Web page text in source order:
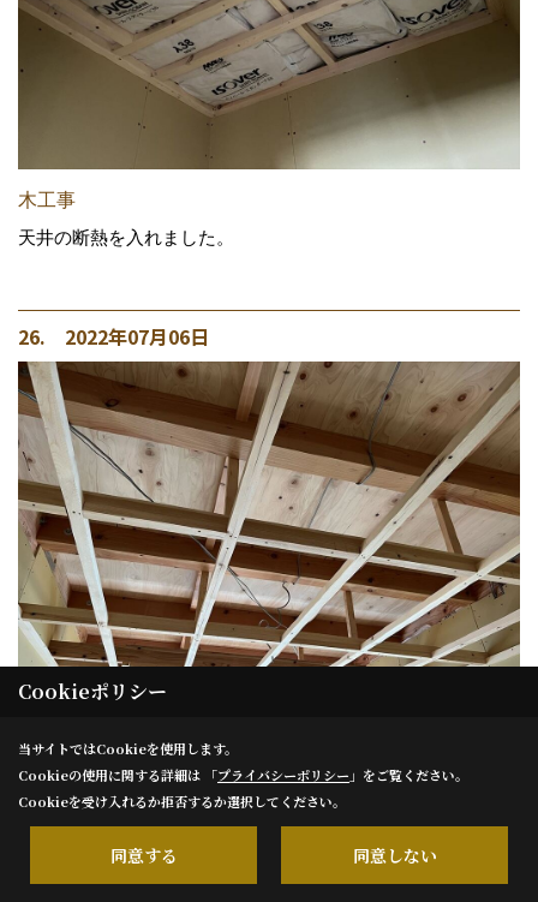
木工事
天井の断熱を入れました。
26. 2022年07月06日
木工事
天井の下地を組んでいます。
Cookieポリシー
当サイトではCookieを使用します。
Cookieの使用に関する詳細は 「プライバシーポリシー 」をご覧ください。
Cookieを受け入れるか拒否するか選択してください。
同意する 同意しない